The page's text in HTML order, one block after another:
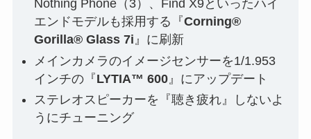
Nothing Phone（3）、Find X9といったハイ
エンドモデルも採用する『Corning®
Gorilla® Glass 7i』に刷新
メインカメラのイメージセンサーを1/1.953
インチの『LYTIA™ 600 』にアップデート
ステレオスピーカーを『聴き疲れ』しないよ
うにチューニング